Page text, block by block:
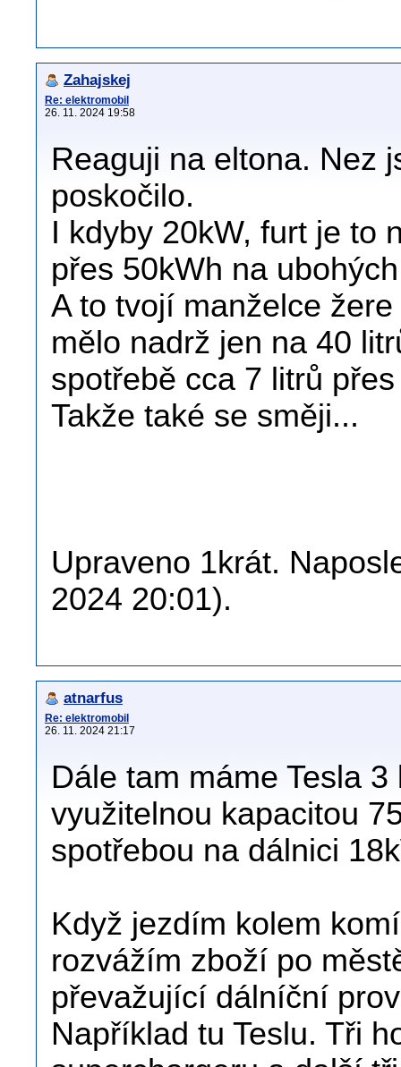
Zahajskej
Re: elektromobil
26. 11. 2024 19:58
Reaguji na eltona. Nez
poskočilo.
I kdyby 20kW, furt je to
přes 50kWh na
A to tvojí manželce
mělo nadrž jen na 40
spotřebě cca 7 litrů
Takže také se směji...
Upraveno 1krát.
2024 20:01).
atnarfus
Re: elektromobil
26. 11. 2024 21:17
Dále tam máme Tesla
využitelnou kapacitou
spotřebou na dálnici
Když jezdím kolem
rozvážím zboží po
převažující dálníční
Například tu Teslu. Tři